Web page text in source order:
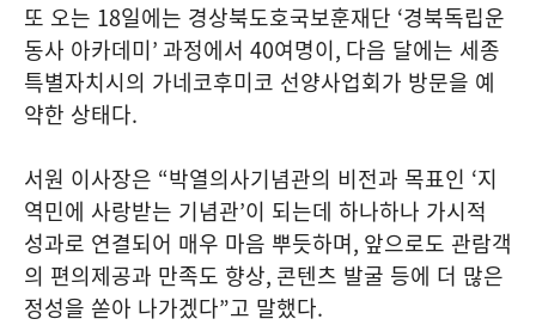
또 오는 18일에는 경상북도호국보훈재단 ‘경북독립운
동사 아카데미’과정에서 40여명이, 다음 달에는 세종
특별자치시의 가네코후미코 선양사업회가 방문을 예
약한 상태다.
서원 이사장은 “박열의사기념관의 비전과 목표인 ‘지
역민에 사랑받는 기념관’이 되는데 하나하나 가시적
성과로 연결되어 매우 마음 뿌듯하며, 앞으로도 관람객
의 편의제공과 만족도 향상, 콘텐츠 발굴 등에 더 많은
정성을 쏟아 나가겠다”고 말했다.